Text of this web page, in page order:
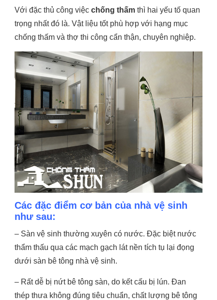
Với đặc thủ công việc chống thấm thì hai yếu tố quan
trọng nhất đó là. Vật liệu tốt phù hợp với hạng mục
chống thấm và thợ thi công cẩn thận, chuyên nghiệp.
Các đặc điểm cơ bản của nhà vệ sinh
như sau:
– Sàn vệ sinh thường xuyên có nước. Đặc biệt nước
thẩm thấu qua các mạch gạch lát nền tích tụ lại đọng
dưới sàn bê tông nhà vệ sinh.
– Rất dễ bị nứt bê tông sàn, do kết cấu bị lún. Đan
thép thưa không đúng tiêu chuẩn, chất lượng bê tông